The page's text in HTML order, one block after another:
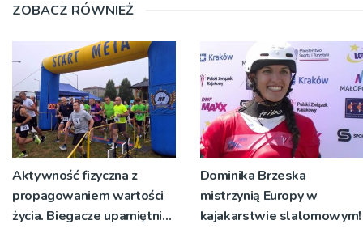
ZOBACZ RÓWNIEŻ
Aktywność fizyczna z
propagowaniem wartości
życia. Biegacze upamiętnili
Dominika Brzeska
mistrzynią Europy w
kajakarstwie slalomowym!